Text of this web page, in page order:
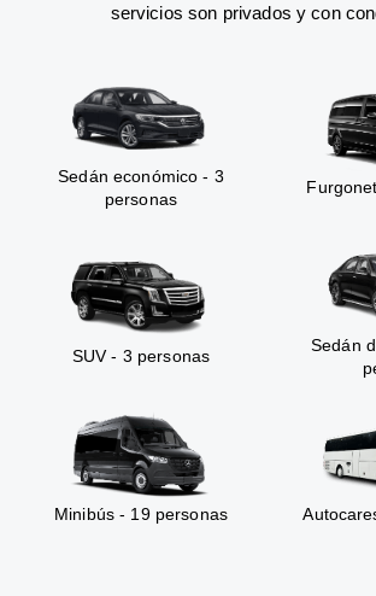
servicios son privados y con
Sedán económico - 3
personas
SUV - 3 personas
Sedán
Minibús - 19 personas